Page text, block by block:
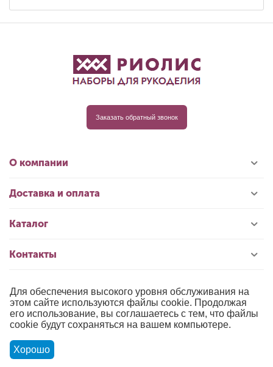
Заказать обратный звонок
О компании
Доставка и оплата
Каталог
Контакты
© 1996-2026 «РИОЛИС»
Публичная оферта
Политика обработки персональных данных
Для обеспечения высокого уровня обслуживания на
этом сайте используются файлы cookie. Продолжая
его использование, вы соглашаетесь с тем, что файлы
cookie будут сохраняться на вашем компьютере.
Хорошо